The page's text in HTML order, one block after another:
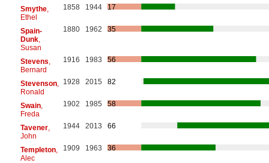
Smythe,
Ethel
1858 1944 17
Spain-
Dunk,
Susan
1880 1962 35
Stevens
Bernard
1916 1983 56
Stevenson,
Ronald
1928 2015 82
Swain,
Freda
1902 1985 58
Tavener,
John
1944 2013 66
Templeton,
Alec
1909 1963 36